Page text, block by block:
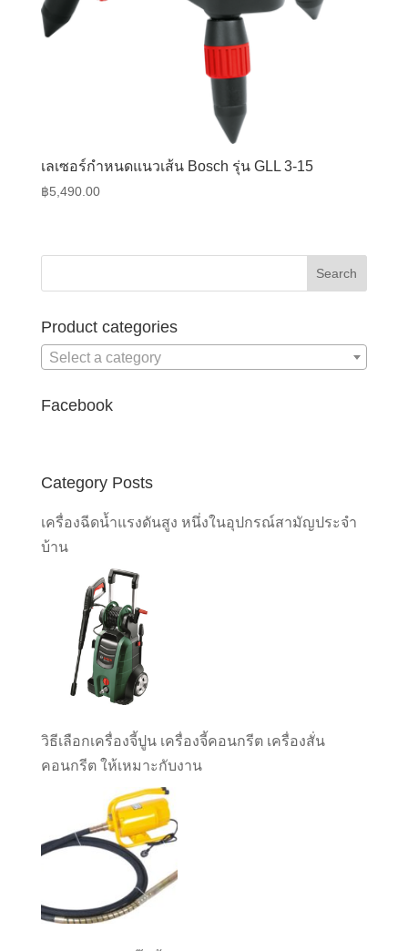
เลเซอร์กำหนดแนวเส้น Bosch รุ่น GLL 3-15
฿5,490.00
Product categories
Select a category
Facebook
Category Posts
เครื่องฉีดน้ำแรงดันสูง หนึ่งในอุปกรณ์สามัญประจำ
บ้าน
วิธีเลือกเครื่องจี้ปูน เครื่องจี้คอนกรีต เครื่องสั่น
คอนกรีต ให้เหมาะกับงาน